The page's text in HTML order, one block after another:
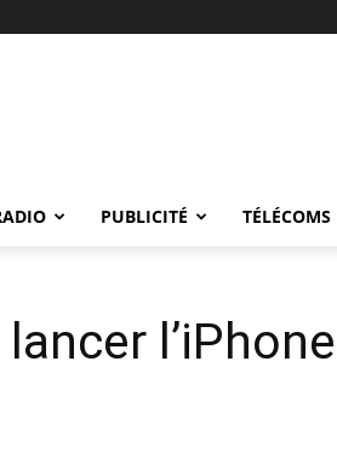
PUBLICITÉ TÉLÉCOMS
l’iPhone